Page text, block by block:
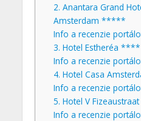
2. Anantara Grand
Amsterdam *****
Info a recenzie
3. Hotel Estheréa ****
Info a recenzie
4. Hotel Casa
Info a recenzie
5. Hotel V
Info a recenzie